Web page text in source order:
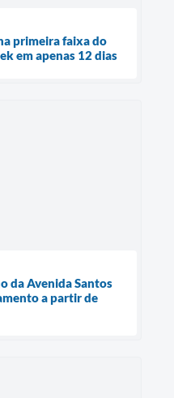
primeira faixa do
em apenas 12 dias
da Avenida Santos
a partir de